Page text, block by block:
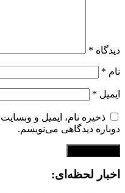
دیدگاه *
نام *
ایمیل *
ذخیره نام، ایمیل و
دوباره دیدگاهی می‌نویسم.
اخبار لحظه‌ای: